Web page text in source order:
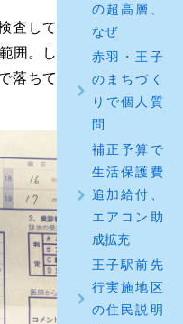
査して
囲。し
落ちて
の超高層、
なぜ
赤羽・王子
のまちづく
りで個人質
問
補正予算で
生活保護費
追加給付、
エアコン助
成拡充
王子駅前先
行実施地区
の住民説明